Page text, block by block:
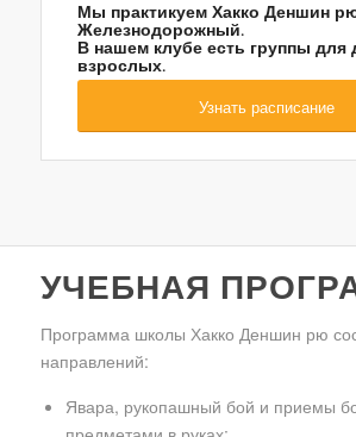
Мы практикуем Хакко Деншин
Железнодорожный.
В нашем клубе есть группы для
взрослых.
Узнать расписание
УЧЕБНАЯ
Программа школы Хакко Деншин рю
направлений:
Явара, рукопашный бой и приемы